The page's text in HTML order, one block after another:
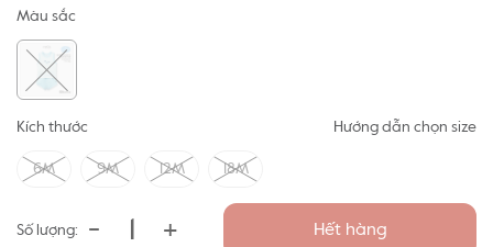
Màu sắc
Kích thước Hướng dẫn chọn size
6M 9M 12M 18M
Số lượng: - + Hết hàng